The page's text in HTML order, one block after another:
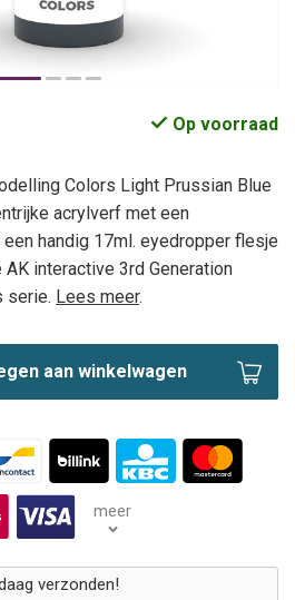
Op voorraad
Colors Light Prussian Blue
acrylverf met een
handig 17ml. eyedropper flesje
interactive 3rd Generation
serie. Lees meer.
aan winkelwagen
meer
verzonden!